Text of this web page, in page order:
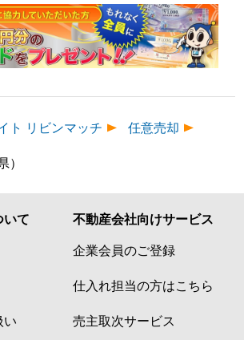
ト リビンマッチ
任意売却
いて
い
不動産会社向けサービス
企業会員のご登録
仕入れ担当の方はこちら
売主取次サービス